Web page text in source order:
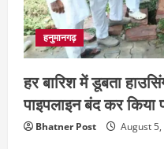
हनुमानगढ़
हर बारिश में डूबता
पाइपलाइन बंद कर किया
Bhatner Post August